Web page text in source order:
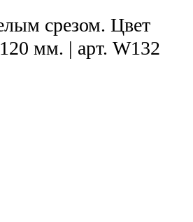
срезом. Цвет
мм. | арт. W132